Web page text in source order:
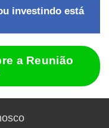
investindo está
a Reunião